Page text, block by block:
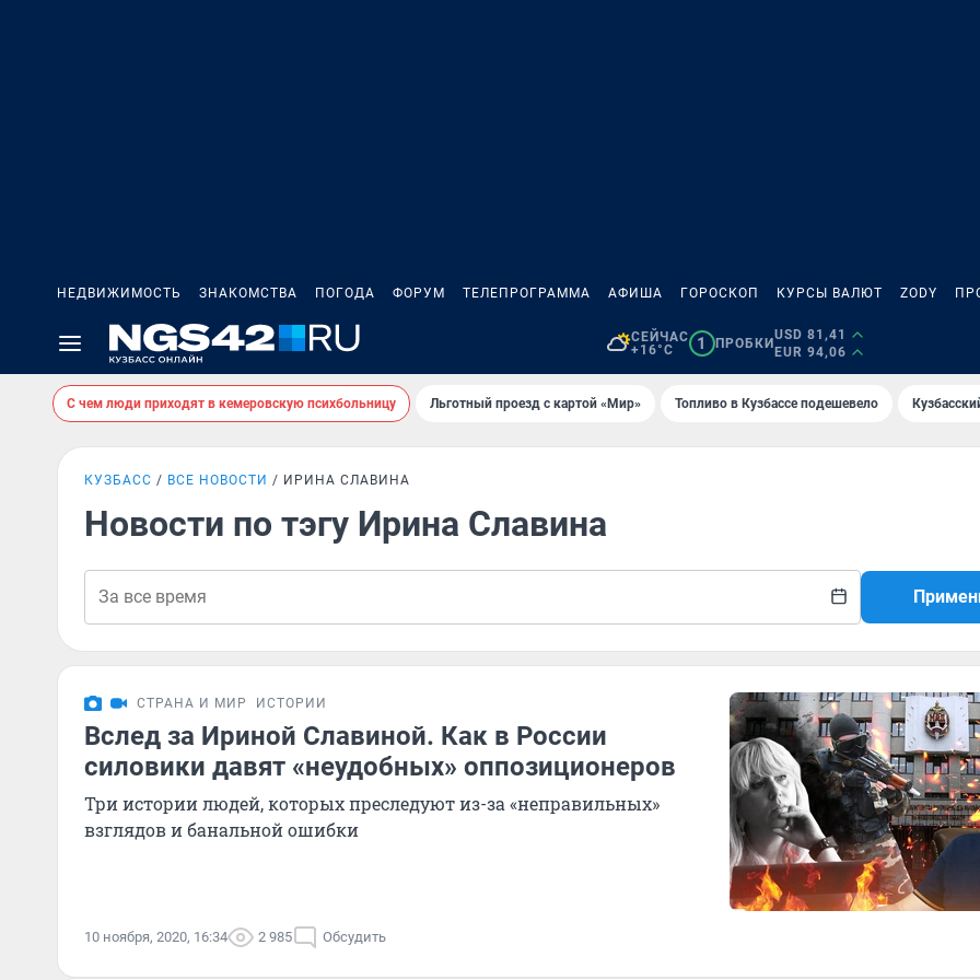
НЕДВИЖИМОСТЬ ЗНАКОМСТВА ПОГОДА ФОРУМ ТЕЛЕПРОГРАММА АФИША ГОРОСКОП КУРСЫ ВАЛЮТ ZODY
СЕЙЧАС
+16°C
1 ПРОБКИ
USD 81,41
EUR 94,06
С чем люди приходят в кемеровскую психбольницу Льготный проезд с картой «Мир» Топливо в Кузбассе подешевело
КУЗБАСС ВСЕ НОВОСТИ ИРИНА СЛАВИНА
Новости по тэгу Ирина Славина
СТРАНА И МИР ИСТОРИИ
Вслед за Ириной Славиной. Как в России
силовики давят «неудобных» оппозиционеров
Три истории людей, которых преследуют из-за «неправильных»
взглядов и банальной ошибки
10 ноября, 2020, 16:34 2 985 Обсудить